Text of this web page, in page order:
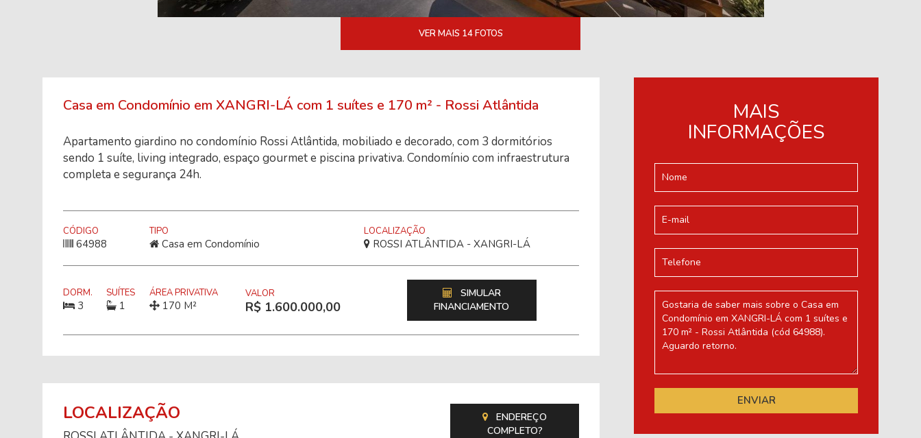
VER MAIS 14 FOTOS
Casa em Condomínio em XANGRI-LÁ com 1 suítes e 170 m² - Rossi Atlântida
Apartamento giardino no condomínio Rossi Atlântida, mobiliado e decorado, com 3 dormitórios
sendo 1 suíte, living integrado, espaço gourmet e piscina privativa. Condomínio com infraestrutura
completa e segurança 24h.
CÓDIGO
64988
TIPO
Casa em Condomínio
LOCALIZAÇÃO
ROSSI ATLÂNTIDA - XANGRI-LÁ
DORM.
3
SUÍTES
1
ÁREA PRIVATIVA
170 M²
VALOR
R$ 1.600.000,00
SIMULAR
FINANCIAMENTO
LOCALIZAÇÃO
ENDEREÇO
COMPLETO?
MAIS
INFORMAÇÕES